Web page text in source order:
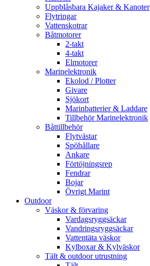
Uppblåsbara Kajaker & Kanoter
Flytringar
Vattenskotrar
Båtmotorer
2-takt
4-takt
Elmotorer
Marinelektronik
Ekolod / Plotter
Givare
Sjökort
Marinbatterier & Laddare
Tillbehör Marinelektronik
Båttillbehör
Flytvästar
Spöhållare
Ankare
Förtöjningsrep
Fendrar
Bojar
Övrigt Marint
Outdoor
Väskor & förvaring
Vardagsryggsäckar
Vandringsryggsäckar
Vattentäta väskor
Kylboxar & Kylväskor
Tält & outdoor utrustning